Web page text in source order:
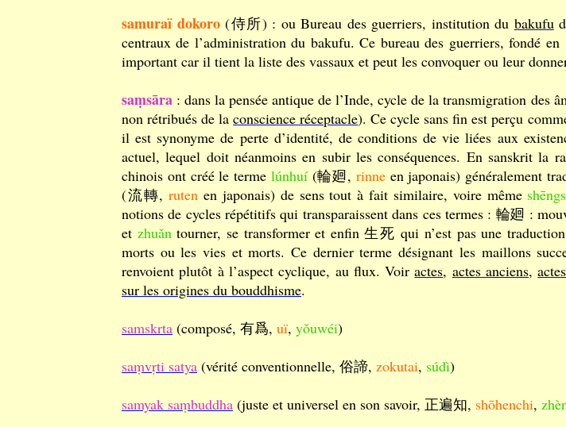
samuraï dokoro(侍所) : ou Bureau des guerriers, institution du bakufu
centraux de l’administration du bakufu. Ce bureau des guerriers, fondé
important car il tient la liste des vassaux et peut les convoquer ou leur
saṃsāra : dans la pensée antique de l’Inde, cycle de la transmigration des
non rétribués de laconscience réceptacle). Ce cycle sans fin est perçu
il est synonyme de perte d’identité, de conditions de vie liées aux
actuel, lequel doit néanmoins en subir les conséquences. En sanskrit la
chinois ont créé le terme lúnhuí(輪廻, rinneen japonais) généralement
(流轉,ruten en japonais) de sens tout à fait similaire, voire même
notions de cycles répétitifs qui transparaissent dans ces termes : 輪廻 :
et zhuǎntourner, se transformer et enfin 生死 qui n’est pas une
morts ou les vies et morts. Ce dernier terme désignant les maillons
renvoient plutôt à l’aspect cyclique, au flux. Voiractes, actes anciens,
sur les origines du bouddhisme.
samskrta (composé, 有爲, uï, yǒuwéi)
saṃvṛti satya (vérité conventionnelle, 俗諦, zokutai, súdì)
samyak saṃbuddha (juste et universel en son savoir, 正遍知, shōhenchi,